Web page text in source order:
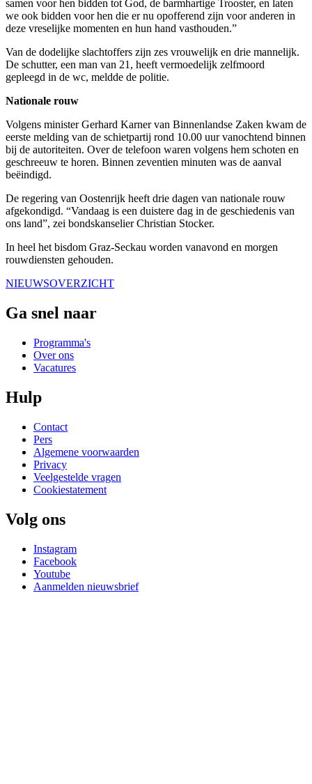
samen voor hen bidden tot God, de barmhartige Trooster, en laten
we ook bidden voor hen die er nu opofferend zijn voor anderen in
deze vreselijke momenten en hun hand vasthouden.”
Van de dodelijke slachtoffers zijn zes vrouwelijk en drie mannelijk.
De schutter, een man van 21, heeft vermoedelijk zelfmoord
gepleegd in de wc, meldde de politie.
Nationale rouw
Volgens minister Gerhard Karner van Binnenlandse Zaken kwam de
eerste melding van de schietpartij rond 10.00 uur vanochtend binnen
bij de autoriteiten. Over de telefoon waren volgens hem schoten en
geschreeuw te horen. Binnen zeventien minuten was de aanval
beëindigd.
De regering van Oostenrijk heeft drie dagen van nationale rouw
afgekondigd. “Vandaag is een duistere dag in de geschiedenis van
ons land”, zei bondskanselier Christian Stocker.
In heel het bisdom Graz-Seckau worden vanavond en morgen
rouwdiensten gehouden.
NIEUWSOVERZICHT
Ga snel naar
Programma's
Over ons
Vacatures
Hulp
Contact
Pers
Algemene voorwaarden
Privacy
Veelgestelde vragen
Cookiestatement
Volg ons
Instagram
Facebook
Youtube
Aanmelden nieuwsbrief